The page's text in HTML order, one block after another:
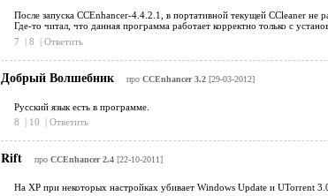
После запуска CCEnhancer-4.4.2.1, в портативной текущей CCleaner не
Где-то читал, что данная программа работает корректно только с
7
| 8 | Ответить
Добрый Волшебник про CCEnhancer 3.2[29-03-2012]
Русский язык есть в программе.
8
| 10 | Ответить
Rift про CCEnhancer 2.4[22-10-2011]
На XP при некоторых настройках убивает Windows Update и UTorrent